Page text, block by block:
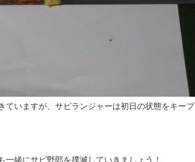
いますが、サビランジャーは初日の状態をキープ
緒にサビ野郎を撲滅していきましょう！